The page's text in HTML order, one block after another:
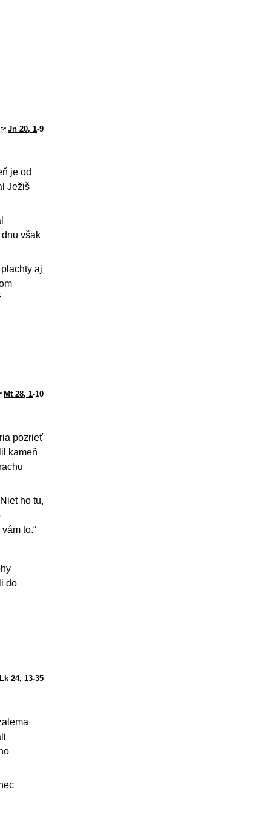
Jn 20, 1-9
je od
Ježiš
však
aj
Mt 28, 1-10
pozrieť
kameň
ho tu,
to.“
do
Lk 24, 13-35